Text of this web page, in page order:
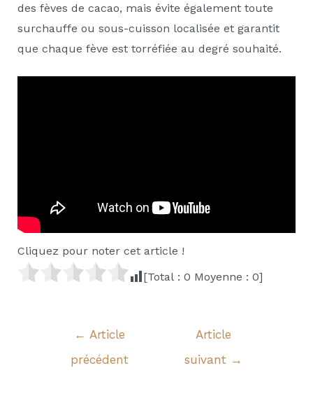
des fèves de cacao, mais évite également toute
surchauffe ou sous-cuisson localisée et garantit
que chaque fève est torréfiée au degré souhaité.
Cliquez pour noter cet article !
[Total : 0 Moyenne : 0]
Navigation
l’article
← Article
précédent
Article
suivant →